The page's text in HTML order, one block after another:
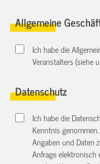
Allgemeine
Ich habe die
Veranstalters (siehe
Datenschutz
Ich habe die
Kenntnis
Angaben und Daten
Anfrage